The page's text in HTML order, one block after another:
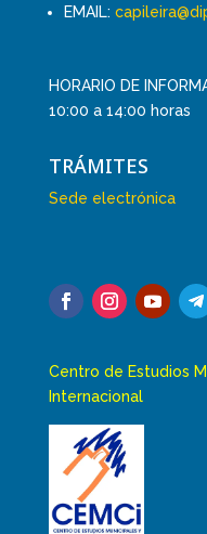
EMAIL:
HORARIO DE
10:00 a 14:00 horas
TRÁMITES
Sede electrónica
Centro de Estudios
Internacional